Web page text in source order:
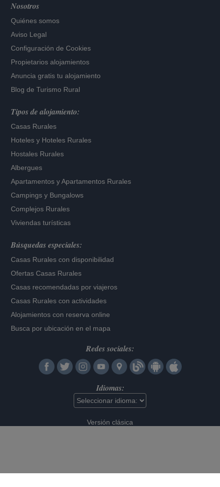
Nosotros
Quiénes somos
Aviso Legal
Configuración de Cookies
Propietarios alojamientos
Anuncia gratis tu alojamiento
Blog de Turismo Rural
Tipos de alojamiento:
Casas Rurales
Hoteles y Hoteles Rurales
Hostales Rurales
Albergues
Apartamentos yApartamentos Rurales
Campings y Bungalows
Complejos Rurales
Viviendas turísticas
Búsquedas especiales:
Casas Rurales con disponibilidad
Ofertas Casas Rurales
Casas recomendadas por viajeros
Casas Rurales con actividades
Alojamientos con reserva online
Busca por ubicación en el mapa
Redes sociales:
Idiomas:
Versión clásica